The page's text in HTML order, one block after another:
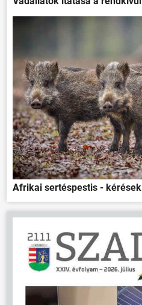
Afrikai sertéspestis -